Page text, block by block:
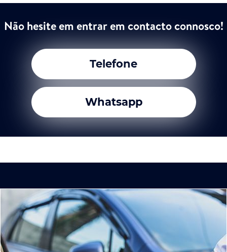
Não hesite em entrar em contacto connosco!
Telefone
Whatsapp